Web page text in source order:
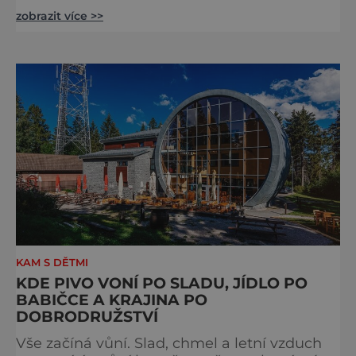
budově zámku se dozvíte více o chovu
některé exponáty připomínají využití koní ve
vojenství, dopravě, honech či dostizích.
[caption id="attachment_74515
zobrazit více >>
KAM S DĚTMI
KDE PIVO VONÍ PO SLADU, JÍDLO PO
BABIČCE A KRAJINA PO
DOBRODRUŽSTVÍ
Vše začíná vůní. Slad, chmel a letní vzduch